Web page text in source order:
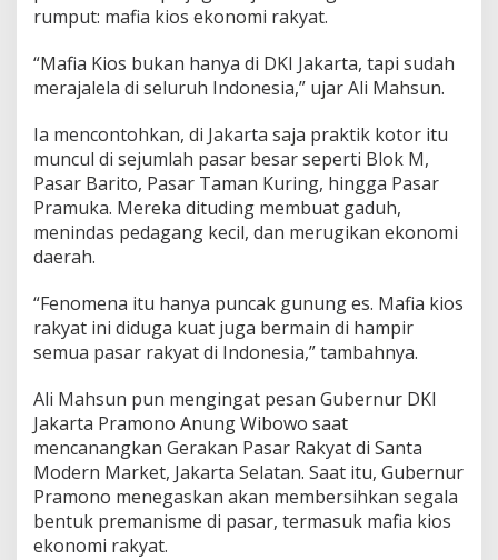
e
m
s
k
n
a
n
d
a
n
A
r
u
k
a
E
k
o
o
m
rumput: mafia kios ekonomi rakyat.
“Mafia Kios bukan hanya di DKI Jakarta, tapi sudah
merajalela di seluruh Indonesia,” ujar Ali Mahsun.
Ia mencontohkan, di Jakarta saja praktik kotor itu
muncul di sejumlah pasar besar seperti Blok M,
Pasar Barito, Pasar Taman Kuring, hingga Pasar
Pramuka. Mereka dituding membuat gaduh,
menindas pedagang kecil, dan merugikan ekonomi
daerah.
“Fenomena itu hanya puncak gunung es. Mafia kios
rakyat ini diduga kuat juga bermain di hampir
semua pasar rakyat di Indonesia,” tambahnya.
Ali Mahsun pun mengingat pesan Gubernur DKI
Jakarta Pramono Anung Wibowo saat
mencanangkan Gerakan Pasar Rakyat di Santa
Modern Market, Jakarta Selatan. Saat itu, Gubernur
Pramono menegaskan akan membersihkan segala
bentuk premanisme di pasar, termasuk mafia kios
ekonomi rakyat.